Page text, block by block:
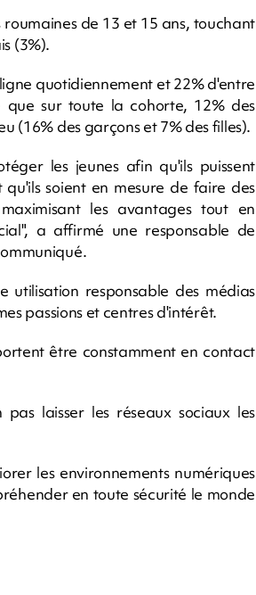
de 13 et 15 ans, touchant
(3%).
quotidiennement et 22% d'entre
sur toute la cohorte, 12% des
(16% des garçons et 7% des filles).
les jeunes afin qu'ils puissent
soient en mesure de faire des
les avantages tout en
a affirmé une responsable de
utilisation responsable des médias
passions et centres d'intérêt.
être constamment en contact
laisser les réseaux sociaux les
les environnements numériques
en toute sécurité le monde